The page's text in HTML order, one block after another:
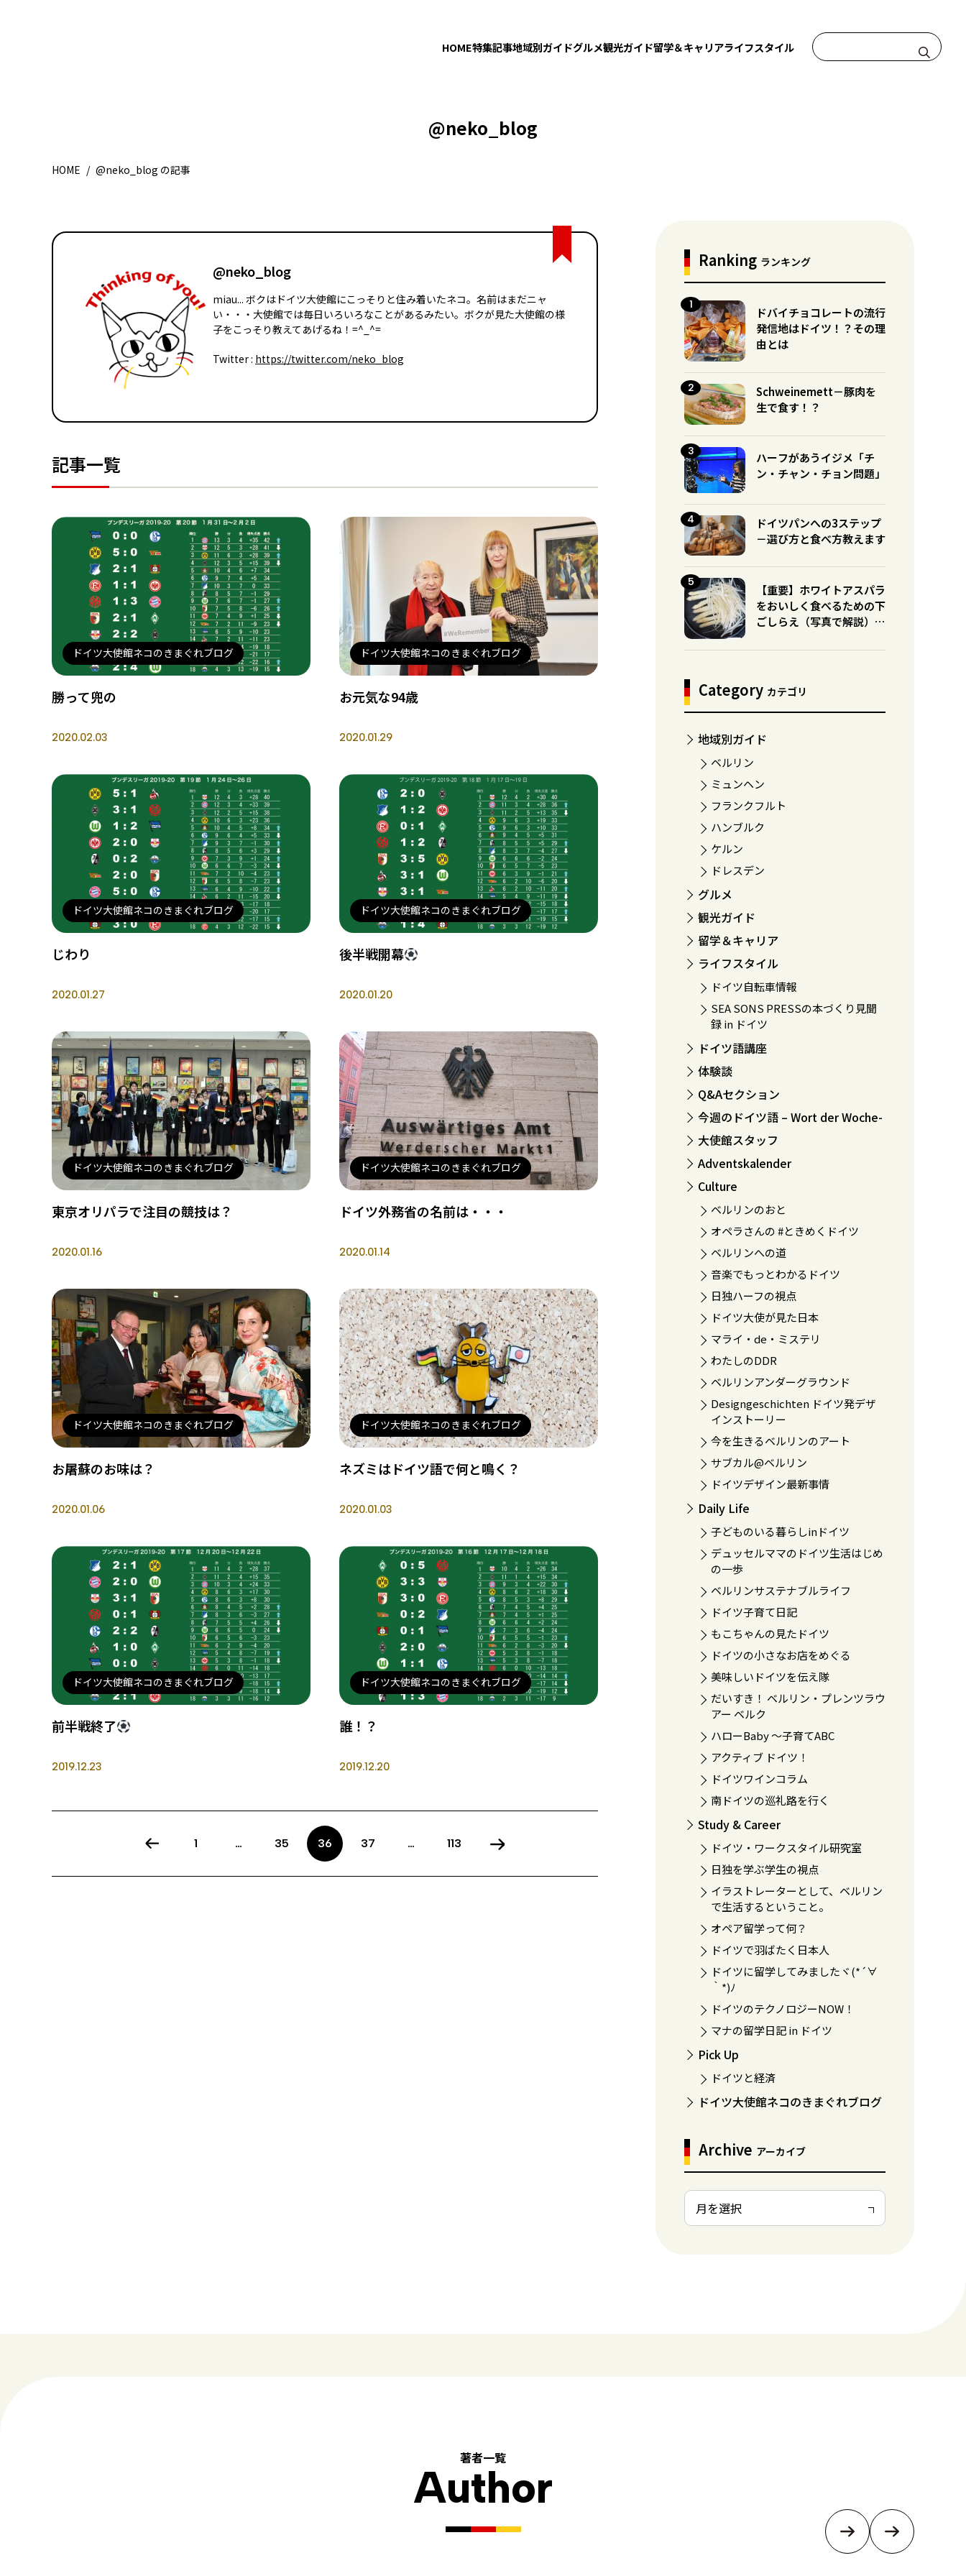
HOME特集記事地域別ガイドグルメ観光ガイド留学＆キャリアライフスタイル
@neko_blog
HOME / @neko_blog の記事
@neko_blog
miau... ボクはドイツ大使館にこっそりと住み着いたネコ。名前はまだニャ
い・・・大使館では毎日いろいろなことがあるみたい。ボクが見た大使館の様
子をこっそり教えてあげるね！=^_^=
Twitter : https://twitter.com/neko_blog
記事一覧
ドイツ大使館ネコのきまぐれブログ
勝って兜の
2020.02.03
ドイツ大使館ネコのきまぐれブログ
お元気な94歳
2020.01.29
ドイツ大使館ネコのきまぐれブログ
じわり
2020.01.27
ドイツ大使館ネコのきまぐれブログ
後半戦開幕
2020.01.20
ドイツ大使館ネコのきまぐれブログ
東京オリパラで注目の競技は？
2020.01.16
ドイツ大使館ネコのきまぐれブログ
ドイツ外務省の名前は・・・
2020.01.14
ドイツ大使館ネコのきまぐれブログ
お屠蘇のお味は？
2020.01.06
ドイツ大使館ネコのきまぐれブログ
ネズミはドイツ語で何と鳴く？
2020.01.03
ドイツ大使館ネコのきまぐれブログ
前半戦終了
2019.12.23
ドイツ大使館ネコのきまぐれブログ
誰！？
2019.12.20
1 … 35 36 37 … 113
Ranking ランキング
ドバイチョコレートの流行
発信地はドイツ！？その理
由とは
Schweinemett－豚肉を
生で食す！？
ハーフがあうイジメ「チ
ン・チャン・チョン問題」
ドイツパンへの3ステップ
－選び方と食べ方教えます
【重要】ホワイトアスパラ
をおいしく食べるための下
ごしらえ（写真で解説）※
Category カテゴリ
地域別ガイド
ベルリン
ミュンヘン
フランクフルト
ハンブルク
ケルン
ドレスデン
グルメ
観光ガイド
留学＆キャリア
ライフスタイル
ドイツ自転車情報
SEA SONS PRESSの本づくり見聞
録 in ドイツ
ドイツ語講座
体験談
Q&Aセクション
今週のドイツ語 – Wort der Woche-
大使館スタッフ
Adventskalender
Culture
ベルリンのおと
オペラさんの #ときめくドイツ
ベルリンへの道
音楽でもっとわかるドイツ
日独ハーフの視点
ドイツ大使が見た日本
マライ・de・ミステリ
わたしのDDR
ベルリンアンダーグラウンド
Designgeschichten ドイツ発デザ
インストーリー
今を生きるベルリンのアート
サブカル@ベルリン
ドイツデザイン最新事情
Daily Life
子どものいる暮らしinドイツ
デュッセルママのドイツ生活はじめ
の一歩
ベルリンサステナブルライフ
ドイツ子育て日記
もこちゃんの見たドイツ
ドイツの小さなお店をめぐる
美味しいドイツを伝え隊
だいすき！ ベルリン・プレンツラウ
アー ベルク
ハローBaby 〜子育てABC
アクティブ ドイツ！
ドイツワインコラム
南ドイツの巡礼路を行く
Study & Career
ドイツ・ワークスタイル研究室
日独を学ぶ学生の視点
イラストレーターとして、ベルリン
で生活するということ。
オペア留学って何？
ドイツで羽ばたく日本人
ドイツに留学してみましたヾ(*´∀
｀*)ﾉ
ドイツのテクノロジーNOW！
マナの留学日記 in ドイツ
Pick Up
ドイツと経済
ドイツ大使館ネコのきまぐれブログ
Archive アーカイブ
著者一覧
Author